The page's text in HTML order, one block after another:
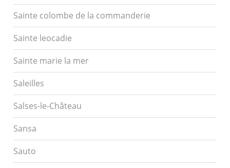
Sainte colombe de la commanderie
Sainte leocadie
Sainte marie la mer
Saleilles
Salses-le-Château
Sansa
Sauto